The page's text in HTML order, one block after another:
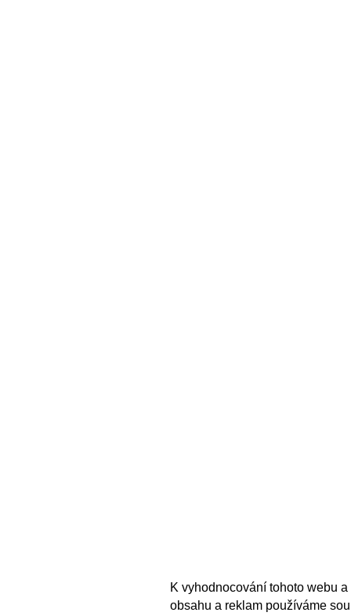
K vyhodnocování tohoto webu
obsahu a reklam používáme